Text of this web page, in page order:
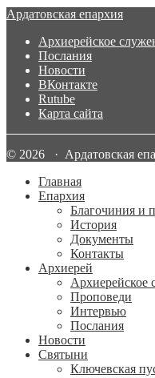
Ардатовская епархия
Архиерейское
Послания
Новости
ВКонтакте
Rutube
Карта сайта
© 2026 · Ардатовская
Главная
Епархия
Благочиния и
История
Документы
Контакты
Архиерей
Архиерейское
Проповеди
Интервью
Послания
Новости
Святыни
Ключевская